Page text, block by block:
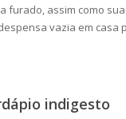
furado, assim como
vazia em casa
indigesto